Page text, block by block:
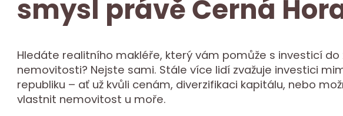
smysl právě Černá
Hledáte realitního makléře, který vám pomůže s investicí do
nemovitosti? Nejste sami. Stále více lidí zvažuje investici
republiku – ať už kvůli cenám, diverzifikaci kapitálu, nebo
vlastnit nemovitost u moře.